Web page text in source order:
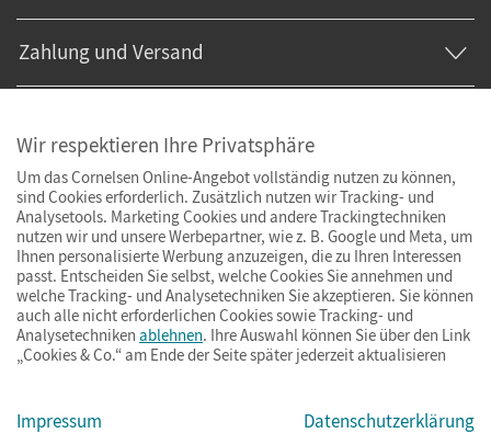
Zahlung und Versand
© Cornelsen Verlag 2026
ImpressumAGBDatenschutzBarrierefreiheitCookies & Co.
Wir respektieren Ihre Privatsphäre
Um das Cornelsen Online-Angebot vollständig nutzen zu können,
sind Cookies erforderlich. Zusätzlich nutzen wir Tracking- und
Analysetools. Marketing Cookies und andere Trackingtechniken
nutzen wir und unsere Werbepartner, wie z. B. Google und Meta, um
Ihnen personalisierte Werbung anzuzeigen, die zu Ihren Interessen
passt. Entscheiden Sie selbst, welche Cookies Sie annehmen und
welche Tracking- und Analysetechniken Sie akzeptieren. Sie können
auch alle nicht erforderlichen Cookies sowie Tracking- und
Analysetechniken ablehnen. Ihre Auswahl können Sie über den Link
„Cookies & Co.“ am Ende der Seite später jederzeit aktualisieren
Impressum Datenschutzerklärung